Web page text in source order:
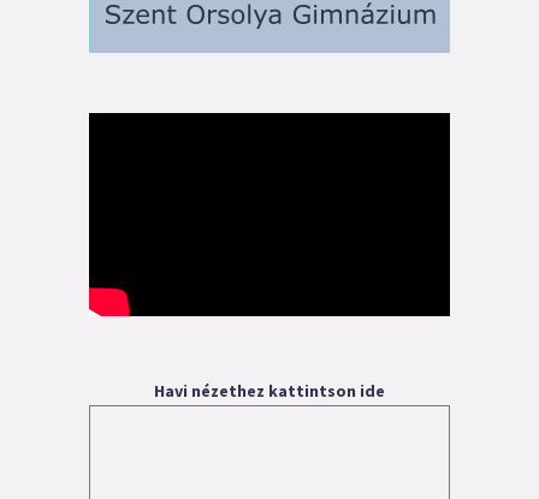
Havi nézethez kattintson ide